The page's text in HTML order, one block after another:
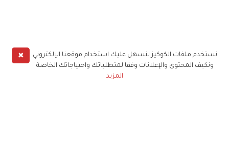
✖
نستخدم ملفات الكوكيز لنسهل عليك استخدام موقعنا الإلكتروني
ونكيف المحتوى والإعلانات وفقا لمتطلباتك واحتياجاتك الخاصة
المزيد